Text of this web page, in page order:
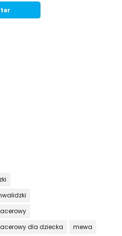
dla dziecka
mewa